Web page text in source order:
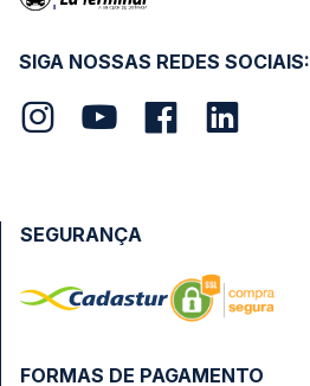
SIGA NOSSAS REDES SOCIAIS:
FORMAS DE PAGAMENTO
SEGURANÇA